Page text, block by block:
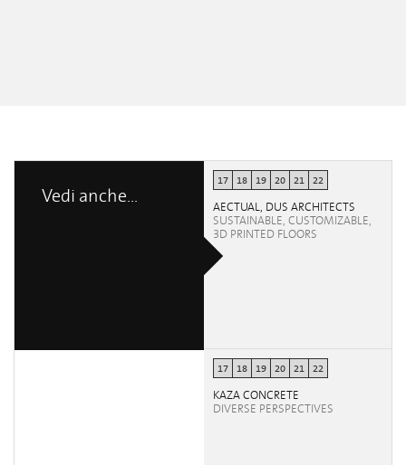
Vedi anche...
17 18 19 20 21 22
AECTUAL, DUS ARCHITECTS
SUSTAINABLE, CUSTOMIZABLE,
3D PRINTED FLOORS
17 18 19 20 21 22
KAZA CONCRETE
DIVERSE PERSPECTIVES